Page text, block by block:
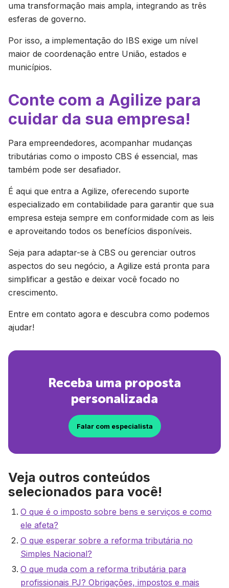
uma transformação mais ampla, integrando as três
esferas de governo.
Por isso, a implementação do IBS exige um nível
maior de coordenação entre União, estados e
municípios.
Conte com a Agilize para
cuidar da sua empresa!
Para empreendedores, acompanhar mudanças
tributárias como o imposto CBS é essencial, mas
também pode ser desafiador.
É aqui que entra a Agilize, oferecendo suporte
especializado em contabilidade para garantir que sua
empresa esteja sempre em conformidade com as leis
e aproveitando todos os benefícios disponíveis.
Seja para adaptar-se à CBS ou gerenciar outros
aspectos do seu negócio, a Agilize está pronta para
simplificar a gestão e deixar você focado no
crescimento.
Entre em contato agora e descubra como podemos
ajudar!
Receba uma proposta
personalizada
Falar com especialista
Veja outros conteúdos
selecionados para você!
O que é o imposto sobre bens e serviços e como
ele afeta?
O que esperar sobre a reforma tributária no
Simples Nacional?
O que muda com a reforma tributária para
profissionais PJ? Obrigações, impostos e mais